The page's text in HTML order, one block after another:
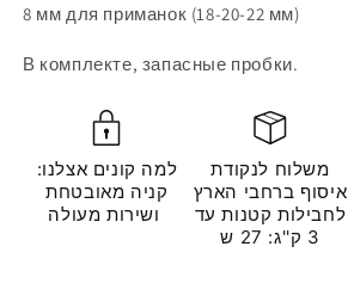
8 мм для приманок (18-20-22 мм)
В комплекте, запасные пробки.
למה קונים אצלנו:
קניה מאובטחת
משלוח לנקודת
איסוף ברחבי הארץ
לחבילות קטנות עד
3 ק''ג: 27 ש